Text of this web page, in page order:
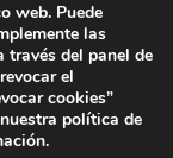
– Sus datos
Generales
web. Puede
las
través del panel de
el
cookies”
política de